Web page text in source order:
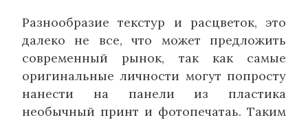
Разнообразие текстур и расцветок, это
далеко не все, что может предложить
современный рынок, так как самые
оригинальные личности могут попросту
нанести на панели из пластика
необычный принт и фотопечатаь. Таким